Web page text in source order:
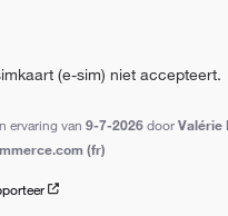
(e-sim) niet accepteert.
ervaring van9-7-2026 doorValérie
(fr)